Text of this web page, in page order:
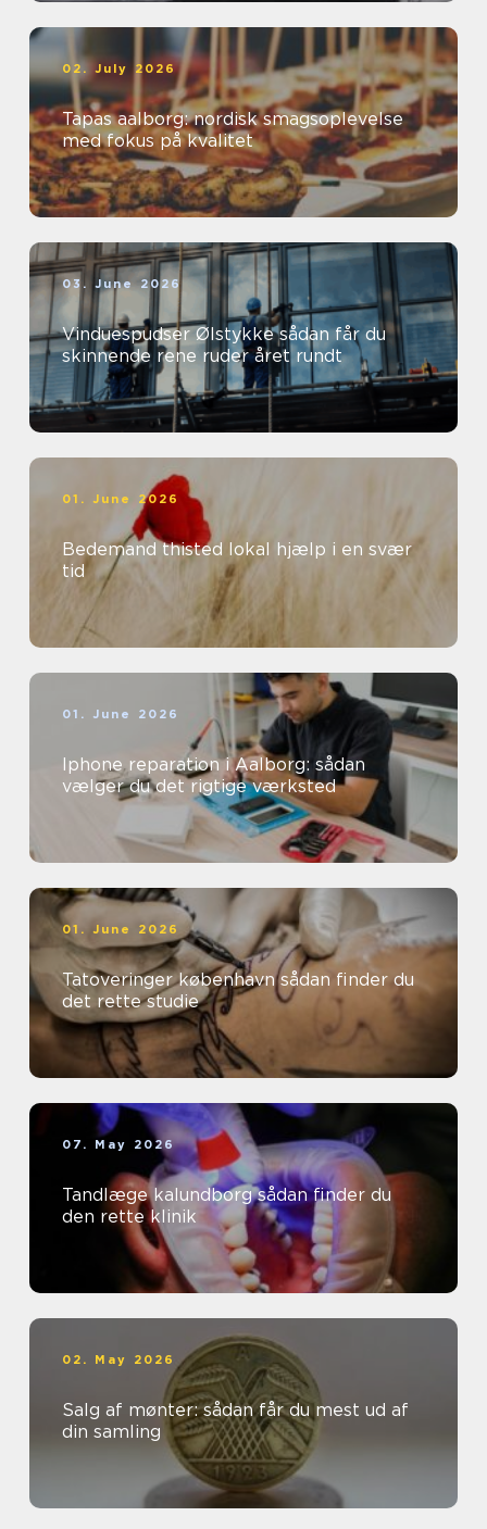
02. July 2026
Tapas aalborg: nordisk smagsoplevelse
med fokus på kvalitet
03. June 2026
Vinduespudser Ølstykke sådan får du
skinnende rene ruder året rundt
01. June 2026
Bedemand thisted lokal hjælp i en svær
tid
01. June 2026
Iphone reparation i Aalborg: sådan
vælger du det rigtige værksted
01. June 2026
Tatoveringer københavn sådan finder du
det rette studie
07. May 2026
Tandlæge kalundborg sådan finder du
den rette klinik
02. May 2026
Salg af mønter: sådan får du mest ud af
din samling